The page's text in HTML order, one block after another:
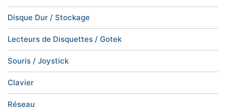
Disque Dur / Stockage
Lecteurs de Disquettes / Gotek
Souris / Joystick
Clavier
Réseau